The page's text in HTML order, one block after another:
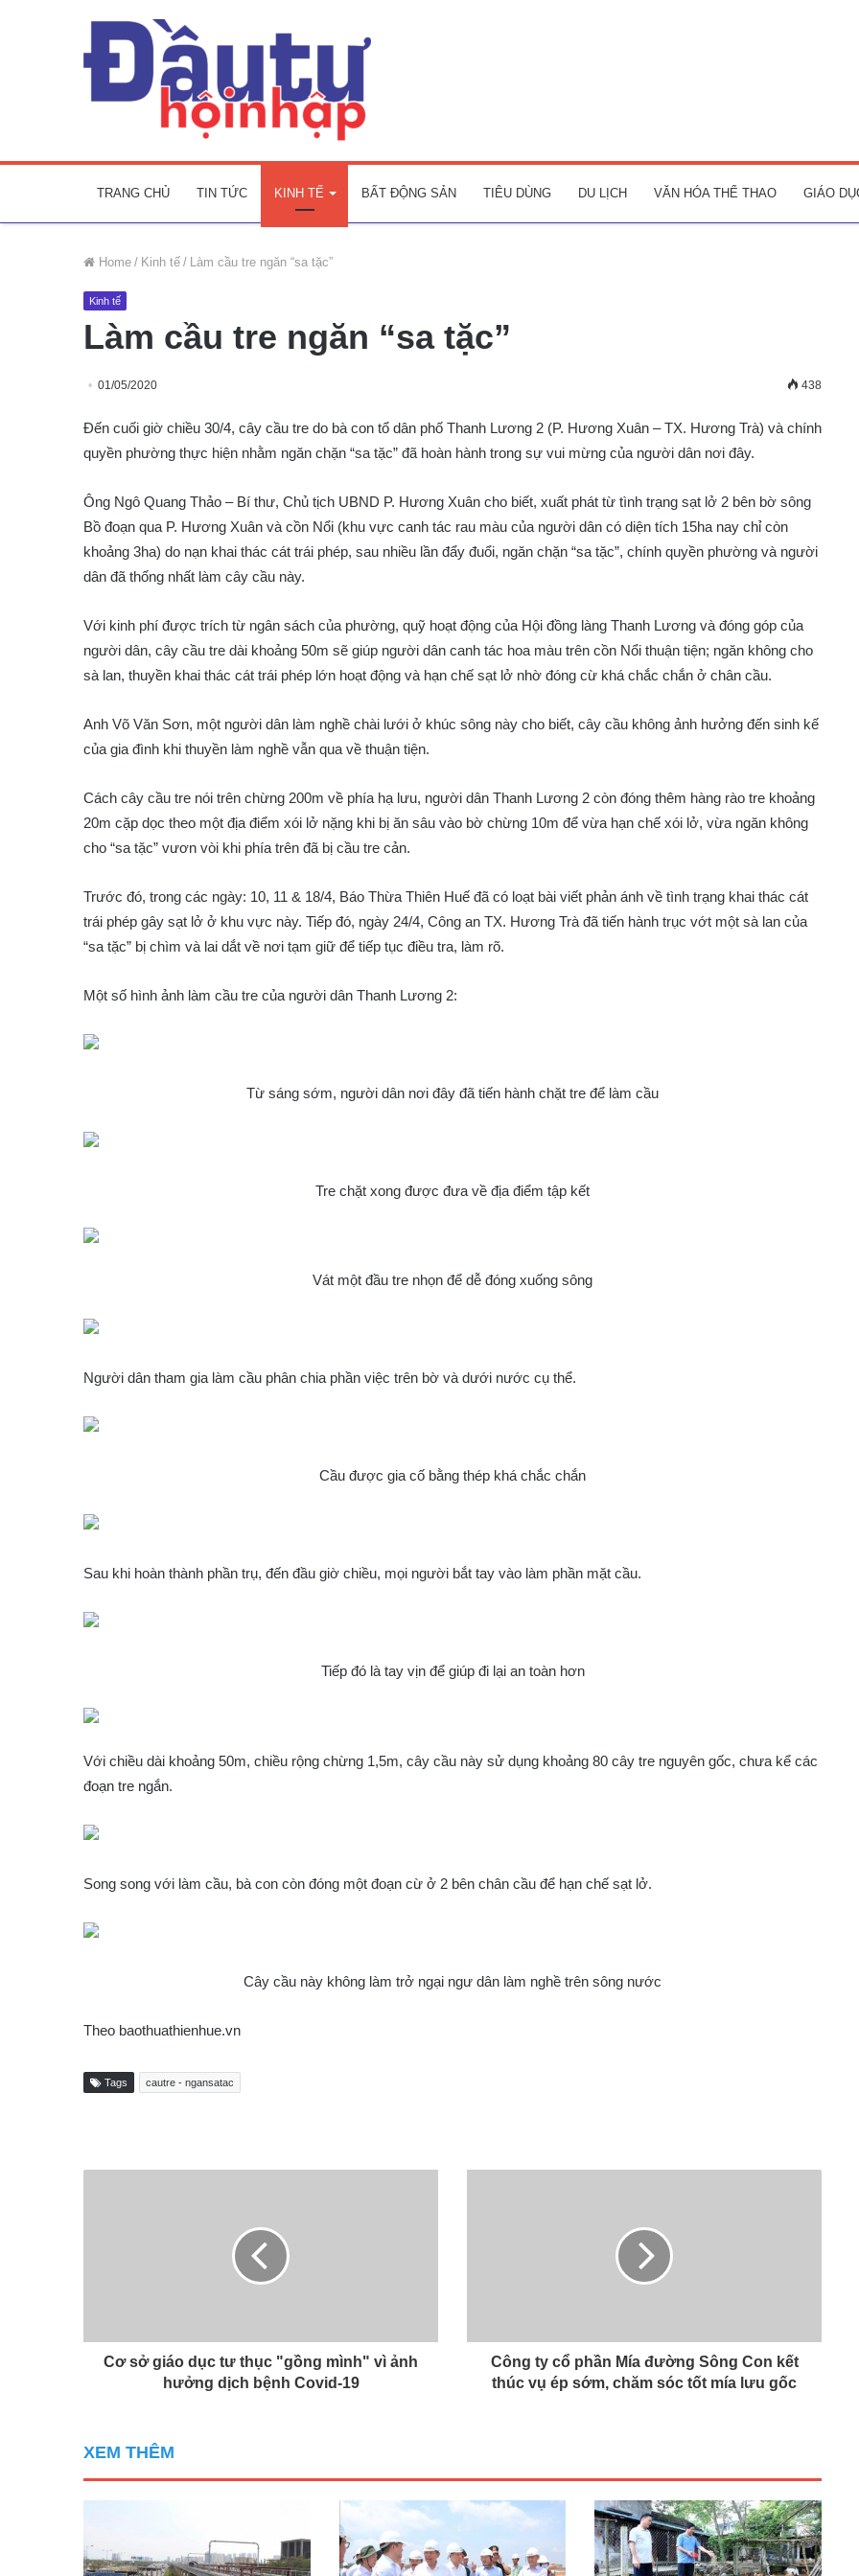
TRANG CHỦ TIN TỨC KINH TẾ BẤT ĐỘNG SẢN TIÊU DÙNG DU LỊCH VĂN HÓA THỂ THAO GIÁO
Home / Kinh tế / Làm cầu tre ngăn “sa tặc”
Kinh tế
Làm cầu tre ngăn “sa tặc”
01/05/2020 438
Đến cuối giờ chiều 30/4, cây cầu tre do bà con tổ dân phố Thanh Lương 2 (P. Hương Xuân – TX. Hương Trà) và chính
quyền phường thực hiện nhằm ngăn chặn “sa tặc” đã hoàn hành trong sự vui mừng của người dân nơi đây.
Ông Ngô Quang Thảo – Bí thư, Chủ tịch UBND P. Hương Xuân cho biết, xuất phát từ tình trạng sạt lở 2 bên bờ sông
Bồ đoạn qua P. Hương Xuân và cồn Nổi (khu vực canh tác rau màu của người dân có diện tích 15ha nay chỉ còn
khoảng 3ha) do nạn khai thác cát trái phép, sau nhiều lần đẩy đuổi, ngăn chặn “sa tặc”, chính quyền phường và người
dân đã thống nhất làm cây cầu này.
Với kinh phí được trích từ ngân sách của phường, quỹ hoạt động của Hội đồng làng Thanh Lương và đóng góp của
người dân, cây cầu tre dài khoảng 50m sẽ giúp người dân canh tác hoa màu trên cồn Nổi thuận tiện; ngăn không cho
sà lan, thuyền khai thác cát trái phép lớn hoạt động và hạn chế sạt lở nhờ đóng cừ khá chắc chắn ở chân cầu.
Anh Võ Văn Sơn, một người dân làm nghề chài lưới ở khúc sông này cho biết, cây cầu không ảnh hưởng đến sinh kế
của gia đình khi thuyền làm nghề vẫn qua về thuận tiện.
Cách cây cầu tre nói trên chừng 200m về phía hạ lưu, người dân Thanh Lương 2 còn đóng thêm hàng rào tre khoảng
20m cặp dọc theo một địa điểm xói lở nặng khi bị ăn sâu vào bờ chừng 10m để vừa hạn chế xói lở, vừa ngăn không
cho “sa tặc” vươn vòi khi phía trên đã bị cầu tre cản.
Trước đó, trong các ngày: 10, 11 & 18/4, Báo Thừa Thiên Huế đã có loạt bài viết phản ánh về tình trạng khai thác cát
trái phép gây sạt lở ở khu vực này. Tiếp đó, ngày 24/4, Công an TX. Hương Trà đã tiến hành trục vớt một sà lan của
“sa tặc” bị chìm và lai dắt về nơi tạm giữ để tiếp tục điều tra, làm rõ.
Một số hình ảnh làm cầu tre của người dân Thanh Lương 2:
Từ sáng sớm, người dân nơi đây đã tiến hành chặt tre để làm cầu
Tre chặt xong được đưa về địa điểm tập kết
Vát một đầu tre nhọn để dễ đóng xuống sông
Người dân tham gia làm cầu phân chia phần việc trên bờ và dưới nước cụ thể.
Cầu được gia cố bằng thép khá chắc chắn
Sau khi hoàn thành phần trụ, đến đầu giờ chiều, mọi người bắt tay vào làm phần mặt cầu.
Tiếp đó là tay vịn để giúp đi lại an toàn hơn
Với chiều dài khoảng 50m, chiều rộng chừng 1,5m, cây cầu này sử dụng khoảng 80 cây tre nguyên gốc, chưa kể các
đoạn tre ngắn.
Song song với làm cầu, bà con còn đóng một đoạn cừ ở 2 bên chân cầu để hạn chế sạt lở.
Cây cầu này không làm trở ngại ngư dân làm nghề trên sông nước
Theo baothuathienhue.vn
Tags cautre - ngansatac
Cơ sở giáo dục tư thục "gồng mình" vì ảnh
hưởng dịch bệnh Covid-19
Công ty cổ phần Mía đường Sông Con kết
thúc vụ ép sớm, chăm sóc tốt mía lưu gốc
XEM THÊM